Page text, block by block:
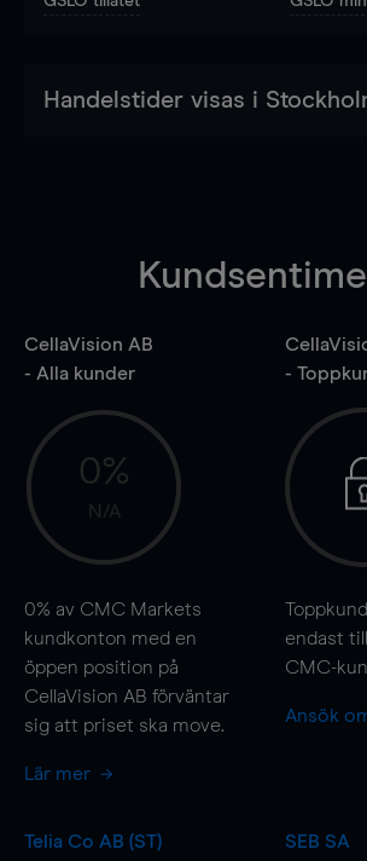
Handelstider visas i
CellaVision AB
- Alla kunder
0%
N/A
0% av CMC Markets
kundkonton med en
öppen position på
CellaVision AB förväntar
sig att priset ska move.
Lär mer
-
endast
CMC-
Ansök
Telia Co AB (ST)
SEB SA